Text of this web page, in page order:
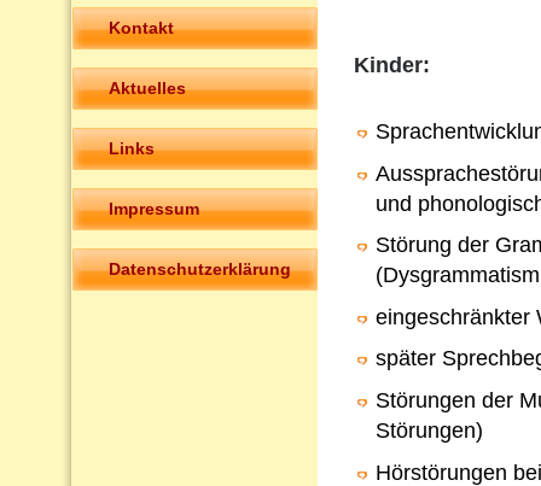
Kontakt
Aktuelles
Links
Impressum
Datenschutzerklärung
Kinder:
und
Störung der
eingeschränkter
später
Störungen der
Störungen)
Hörstörungen